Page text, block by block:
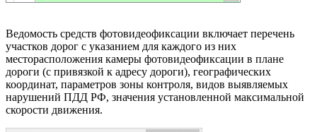
Ведомость средств фотовидеофиксации включает перечень
участков дорог с указанием для каждого из них
месторасположения камеры фотовидеофиксации в плане
дороги (с привязкой к адресу дороги), географических
координат, параметров зоны контроля, видов выявляемых
нарушений ПДД РФ, значения установленной максимальной
скорости движения.